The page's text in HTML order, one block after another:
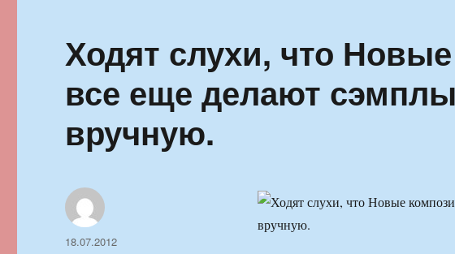
Ходят слухи, что
все еще делают
вручную.
Автор
Опубликовано
18.07.2012